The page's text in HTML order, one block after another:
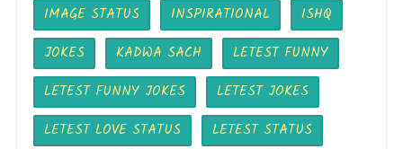
IMAGE STATUS
INSPIRATIONAL
ISHQ
JOKES
KADWA SACH
LETEST FUNNY
LETEST FUNNY JOKES
LETEST JOKES
LETEST LOVE STATUS
LETEST STATUS